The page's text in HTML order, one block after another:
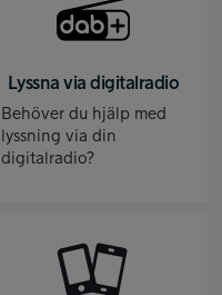
Lyssna via digitalradio
Behöver du hjälp med
lyssning via din
digitalradio?